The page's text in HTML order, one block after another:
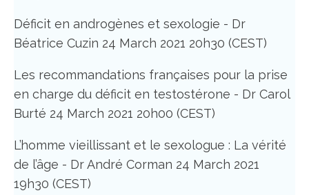
Déficit en androgènes et sexologie - Dr
Béatrice Cuzin 24 March 2021 20h30 (CEST)
Les recommandations françaises pour la prise
en charge du déficit en testostérone - Dr Carol
Burté 24 March 2021 20h00 (CEST)
L’homme vieillissant et le sexologue : La vérité
de l’âge - Dr André Corman 24 March 2021
19h30 (CEST)